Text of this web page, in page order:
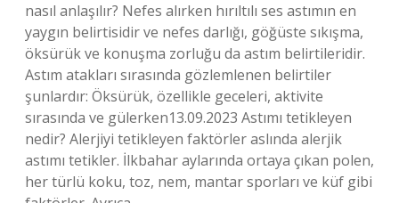
nasıl anlaşılır? Nefes alırken hırıltılı ses astımın en
yaygın belirtisidir ve nefes darlığı, göğüste sıkışma,
öksürük ve konuşma zorluğu da astım belirtileridir.
Astım atakları sırasında gözlemlenen belirtiler
şunlardır: Öksürük, özellikle geceleri, aktivite
sırasında ve gülerken13.09.2023 Astımı tetikleyen
nedir? Alerjiyi tetikleyen faktörler aslında alerjik
astımı tetikler. İlkbahar aylarında ortaya çıkan polen,
her türlü koku, toz, nem, mantar sporları ve küf gibi